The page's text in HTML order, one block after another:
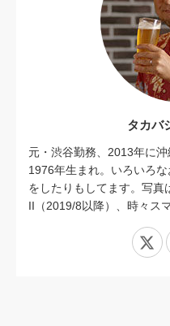
タカバ
元・渋谷勤務、2013年に沖
1976年生まれ。いろいろ
をしたりもしてます。写
II（2019/8以降）、時々ス
X